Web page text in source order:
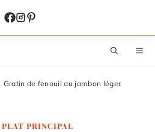
Gratin de fenouil au jambon léger
PLAT PRINCIPAL